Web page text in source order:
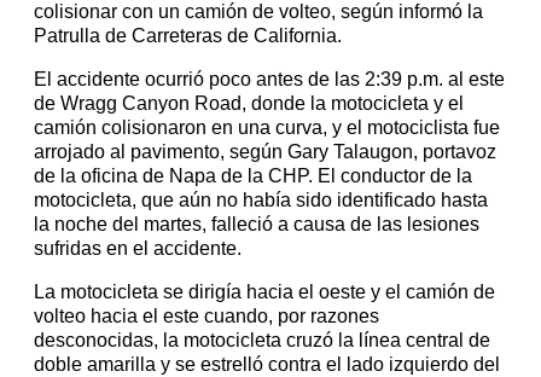
colisionar con un camión de volteo, según informó la
Patrulla de Carreteras de California.
El accidente ocurrió poco antes de las 2:39 p.m. al este
de Wragg Canyon Road, donde la motocicleta y el
camión colisionaron en una curva, y el motociclista fue
arrojado al pavimento, según Gary Talaugon, portavoz
de la oficina de Napa de la CHP. El conductor de la
motocicleta, que aún no había sido identificado hasta
la noche del martes, falleció a causa de las lesiones
sufridas en el accidente.
La motocicleta se dirigía hacia el oeste y el camión de
volteo hacia el este cuando, por razones
desconocidas, la motocicleta cruzó la línea central de
doble amarilla y se estrelló contra el lado izquierdo del